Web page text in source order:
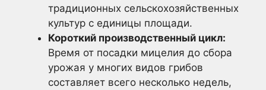
традиционных сельскохозяйственных
культур с единицы площади.
Короткий производственный цикл:
Время от посадки мицелия до сбора
урожая у многих видов грибов
составляет всего несколько недель,